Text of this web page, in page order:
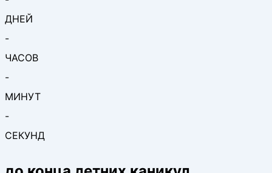
ДНЕЙ
-
ЧАСОВ
-
МИНУТ
-
СЕКУНД